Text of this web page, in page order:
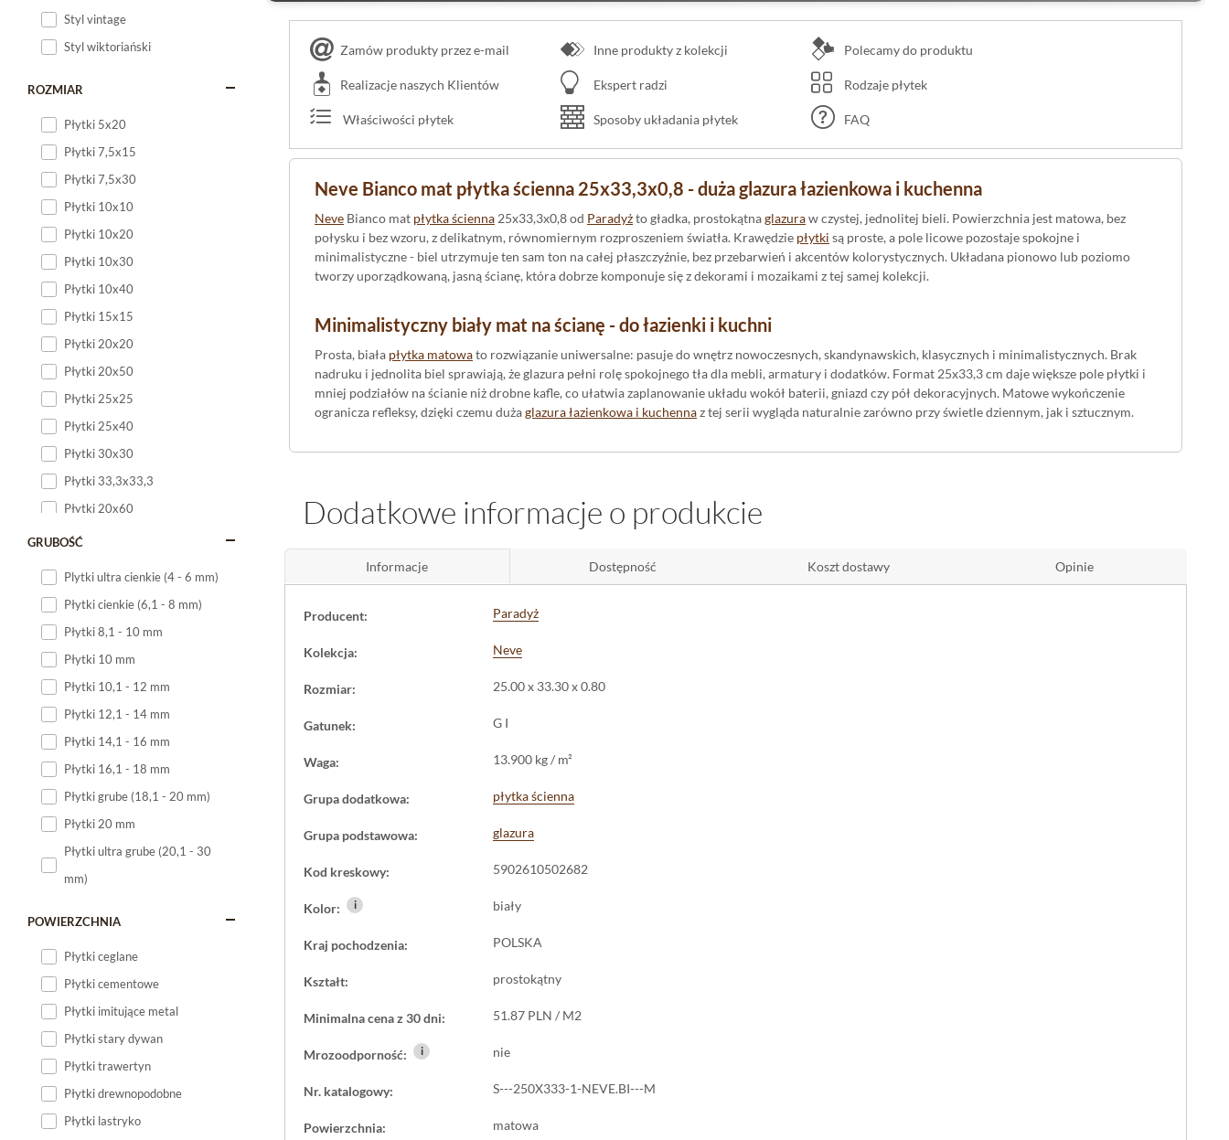
Styl vintage
Styl wiktoriański
ROZMIAR
Płytki 5x20
Płytki 7,5x15
Płytki 7,5x30
Płytki 10x10
Płytki 10x20
Płytki 10x30
Płytki 10x40
Płytki 15x15
Płytki 20x20
Płytki 20x50
Płytki 25x25
Płytki 25x40
Płytki 30x30
Płytki 33,3x33,3
Płytki 20x60
Płytki 20x120
Płytki małe
GRUBOŚĆ
Plytki ultra cienkie (4 - 6 mm)
Płytki cienkie (6,1 - 8 mm)
Płytki 8,1 - 10 mm
Płytki 10 mm
Płytki 10,1 - 12 mm
Płytki 12,1 - 14 mm
Płytki 14,1 - 16 mm
Płytki 16,1 - 18 mm
Płytki grube (18,1 - 20 mm)
Płytki 20 mm
Płytki ultra grube (20,1 - 30
mm)
POWIERZCHNIA
Płytki ceglane
Płytki cementowe
Płytki imitujące metal
Płytki stary dywan
Płytki trawertyn
Płytki drewnopodobne
Płytki lastryko
Zamów produkty przez e-mail Inne produkty z kolekcji Polecamy do produktu
Realizacje naszych Klientów Ekspert radzi Rodzaje płytek
Właściwości płytek Sposoby układania płytek FAQ
Neve Bianco mat płytka ścienna 25x33,3x0,8 - duża glazura łazienkowa i kuchenna
Neve Bianco mat płytka ścienna 25x33,3x0,8 od Paradyżto gładka, prostokątnaglazuraw czystej, jednolitej bieli. Powierzchnia jest matowa, bez
połysku i bez wzoru, z delikatnym, równomiernym rozproszeniem światła. Krawędzie płytki są proste, a pole licowe pozostaje spokojne i
minimalistyczne - biel utrzymuje ten sam ton na całej płaszczyźnie, bez przebarwień i akcentów kolorystycznych. Układana pionowo lub poziomo
tworzy uporządkowaną, jasną ścianę, która dobrze komponuje się z dekorami i mozaikami z tej samej kolekcji.
Minimalistyczny biały mat na ścianę - do łazienki i kuchni
Prosta, biała płytka matowato rozwiązanie uniwersalne: pasuje do wnętrz nowoczesnych, skandynawskich, klasycznych i minimalistycznych. Brak
nadruku i jednolita biel sprawiają, że glazura pełni rolę spokojnego tła dla mebli, armatury i dodatków. Format 25x33,3 cm daje większe pole płytki i
mniej podziałów na ścianie niż drobne kafle, co ułatwia zaplanowanie układu wokół baterii, gniazd czy pół dekoracyjnych. Matowe wykończenie
ogranicza refleksy, dzięki czemu dużaglazura łazienkowa i kuchennaz tej serii wygląda naturalnie zarówno przy świetle dziennym, jak i sztucznym.
Większe pole płytki porządkuje ścianę wizualnie - podziały są czytelne, a cała płaszczyzna sprawia wrażenie spokojnej i zadbanej. Matowa faktura nie
odbija ostro punktów świetlnych, więc ściana wygląda równomiernie z każdej strony.
Zastosowanie glazury Neve Bianco mat 25x33,3
Neve Bianco mat płytka ścienna 25x33,3x0,8 jest przeznaczona na ściany wewnętrzne - sprawdzi się w strefie umywalki, wanny i prysznica, nad
blatem kuchennym, w WC i pomieszczeniach gospodarczych. Można ją łączyć z dekorami i mozaikami z kolekcji Neve, budując spójną aranżację lub
wyodrębniając strefy ścienne. Jeśli szukasz ponadczasowej, jasnej bazy, która nie zdominuje wnętrza i pozostawi swobodę w doborze dodatków - ta
Dodatkowe informacje o produkcie
Informacje Dostępność Koszt dostawy Opinie
Producent: Paradyż
Kolekcja: Neve
Rozmiar: 25.00 x 33.30 x 0.80
Gatunek: G I
Waga: 13.900 kg / m²
Grupa dodatkowa: płytka ścienna
Grupa podstawowa: glazura
Kod kreskowy: 5902610502682
Kolor: i biały
Kraj pochodzenia: POLSKA
Kształt: prostokątny
Minimalna cena z 30 dni: 51.87 PLN / M2
Mrozoodporność: i nie
Nr. katalogowy: S---250X333-1-NEVE.BI---M
Powierzchnia: matowa